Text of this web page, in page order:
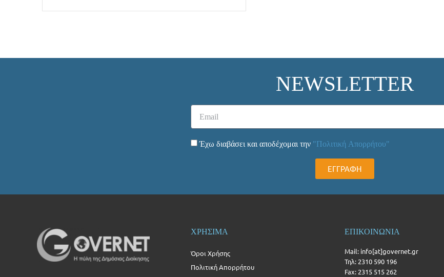
NEWSLETTER
Έχω διαβάσει και αποδέχομαι την "Πολιτική Απορρήτου"
ΕΓΓΡΑΦΗ
ΧΡΗΣΙΜΑ
Όροι Χρήσης
Πολιτική Απορρήτου
ΕΠΙΚΟΙΝΩΝΙΑ
Mail: info[at]governet.gr
Τηλ: 2310 590 196
Fax: 2315 515 262